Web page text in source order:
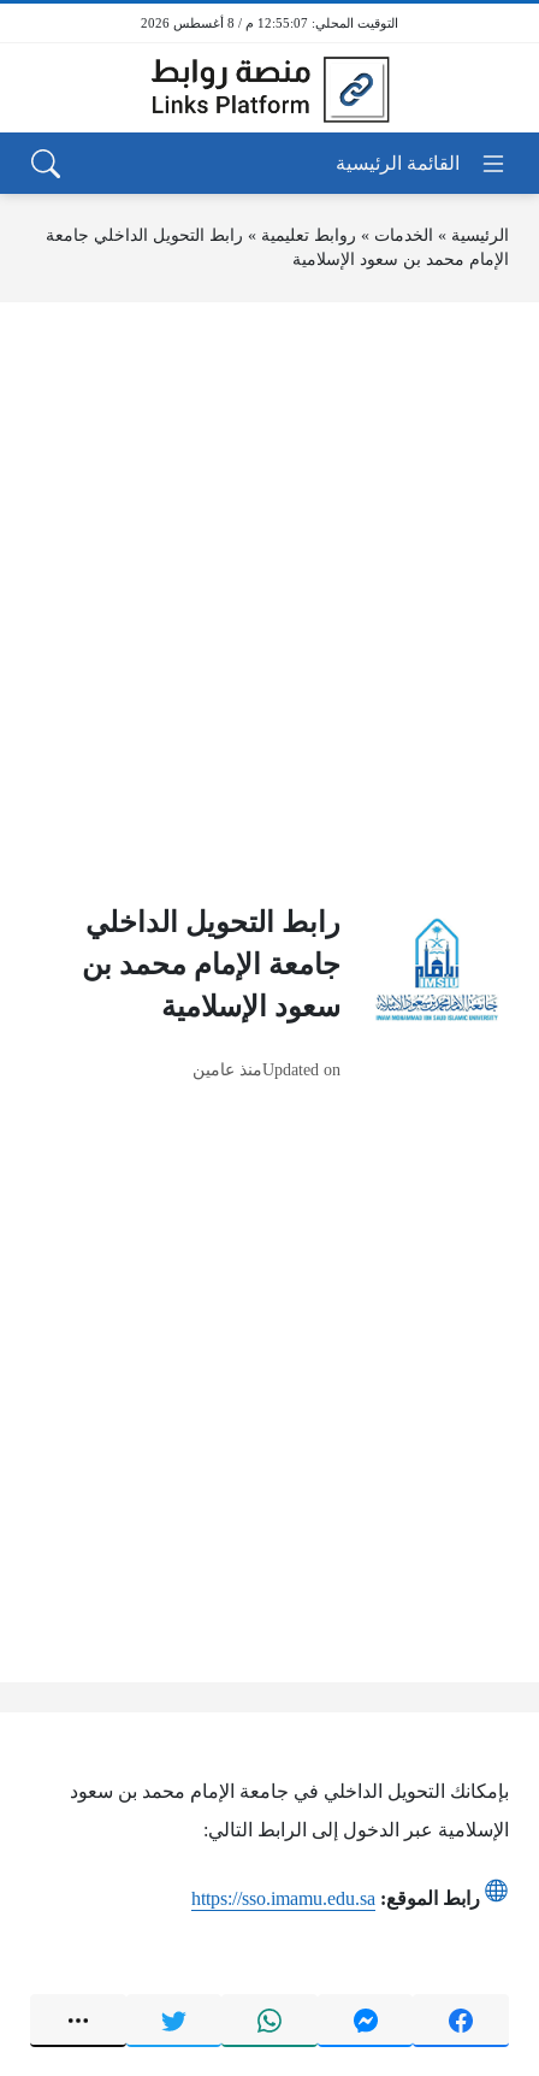
12:55:07 م / 8 أغسطس 2026
الرئيسية » الخدمات » روابط تعليمية » رابط التحويل الداخلي جامعة
الإمام محمد بن سعود الإسلامية
رابط التحويل الداخلي
جامعة الإمام محمد بن
سعود الإسلامية
Updated onمنذ عامين
بإمكانك التحويل الداخلي في جامعة الإمام محمد بن سعود
الإسلامية عبر الدخول إلى الرابط التالي:
رابط الموقع: https://sso.imamu.edu.sa